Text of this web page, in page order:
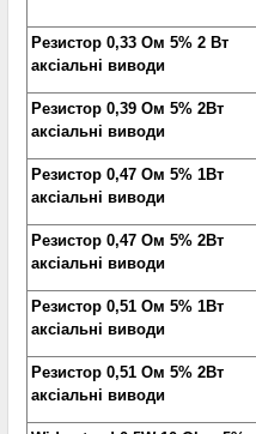
Резистор 0,33 Ом 5% 2 Вт
аксіальні виводи
Резистор 0,39 Ом 5% 2Вт
аксіальні виводи
Резистор 0,47 Ом 5% 1Вт
аксіальні виводи
Резистор 0,47 Ом 5% 2Вт
аксіальні виводи
Резистор 0,51 Ом 5% 1Вт
аксіальні виводи
Резистор 0,51 Ом 5% 2Вт
аксіальні виводи